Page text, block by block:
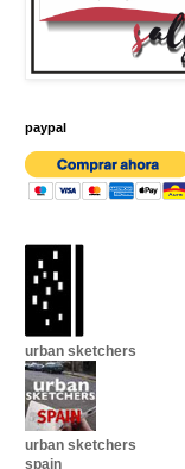
paypal
urban sketchers
urban sketchers
spain